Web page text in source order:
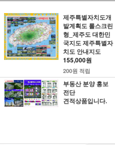
제주특별자치도개
발계획도 롤스크린
형_제주도 대한민
국지도 제주특별자
치도 안내지도
155,000원
200원 적립
부동산 분양 홍보
전단
견적상품입니다.